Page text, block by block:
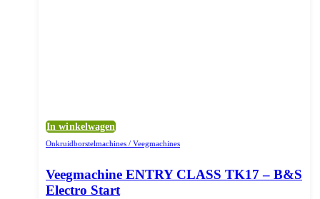
In winkelwagen
Onkruidborstelmachines / Veegmachines
Veegmachine ENTRY CLASS TK17 – B&S
Electro Start